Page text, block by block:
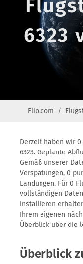
6323
Flio.com
Derzeit haben wir 0
6323. Geplante
Gemäß unserer
Verspätungen, 0
Landungen. Für 0
vollständigen
installieren
Ihrem eigenen
Überblick über die
Überblick